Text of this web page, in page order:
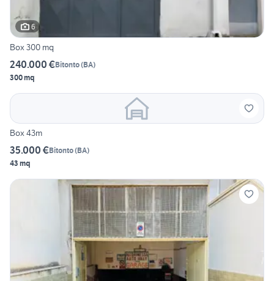
6
Box 300 mq
240.000 €Bitonto(BA)
300 mq
Box 43m
35.000 €Bitonto(BA)
43 mq